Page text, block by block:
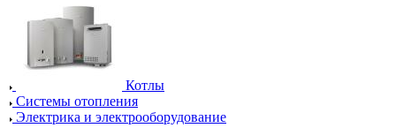
Котлы
Системы отопления
Электрика и электрооборудование